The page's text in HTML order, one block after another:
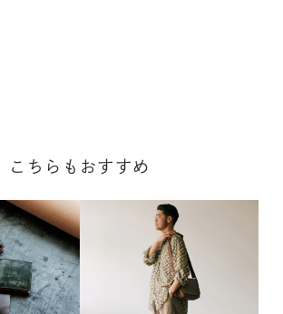
こちらもおすすめ